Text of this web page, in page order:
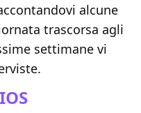
alcune
trascorsa agli
settimane vi